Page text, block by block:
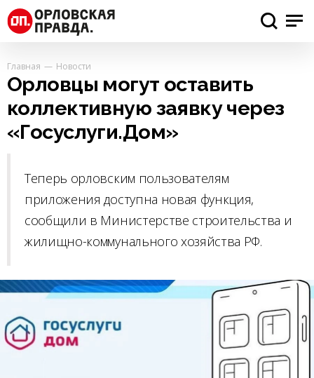
Главная Новости
Орловцы могут оставить
коллективную заявку через
«Госуслуги.Дом»
Теперь орловским пользователям
приложения доступна новая функция,
сообщили в Министерстве строительства и
жилищно-коммунального хозяйства РФ.